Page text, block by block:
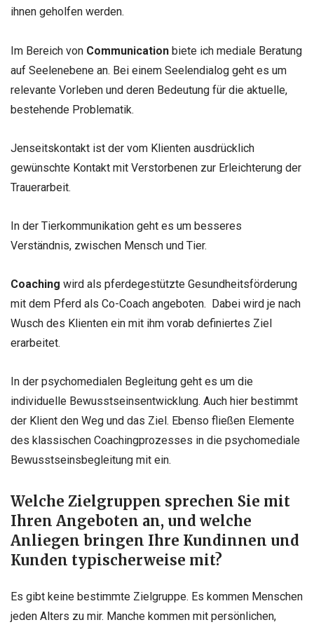
ihnen geholfen werden.
Im Bereich von Communication biete ich mediale Beratung
auf Seelenebene an. Bei einem Seelendialog geht es um
relevante Vorleben und deren Bedeutung für die aktuelle,
bestehende Problematik.
Jenseitskontakt ist der vom Klienten ausdrücklich
gewünschte Kontakt mit Verstorbenen zur Erleichterung der
Trauerarbeit.
In der Tierkommunikation geht es um besseres
Verständnis, zwischen Mensch und Tier.
Coaching wird als pferdegestützte Gesundheitsförderung
mit dem Pferd als Co-Coach angeboten. Dabei wird je nach
Wusch des Klienten ein mit ihm vorab definiertes Ziel
erarbeitet.
In der psychomedialen Begleitung geht es um die
individuelle Bewusstseinsentwicklung. Auch hier bestimmt
der Klient den Weg und das Ziel. Ebenso fließen Elemente
des klassischen Coachingprozesses in die psychomediale
Bewusstseinsbegleitung mit ein.
Welche Zielgruppen sprechen Sie mit
Ihren Angeboten an, und welche
Anliegen bringen Ihre Kundinnen und
Kunden typischerweise mit?
Es gibt keine bestimmte Zielgruppe. Es kommen Menschen
jeden Alters zu mir. Manche kommen mit persönlichen,